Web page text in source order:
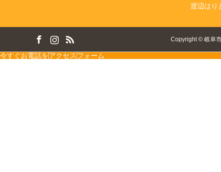
渡辺はり
Copyright© 岐阜
今すぐお電話をアクセス フォーム